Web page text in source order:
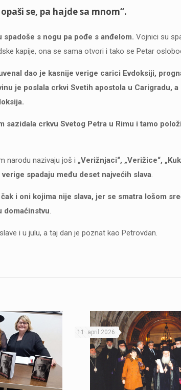
se, pa hajde sa mnom“.
spadoše s nogu pa pođe s anđelom. Vojnici su
kapije, ona se sama otvori i tako se Petar
dao je kasnije verige carici Evdoksiji,
je poslala crkvi Svetih apostola u Carigradu,
sazidala crkvu Svetog Petra u Rimu i tamo
narodu nazivaju još i „Verižnjaci“, „Verižice“,
verige spadaju među deset najvećih slava.
i oni kojima nije slava, jer se smatra lošom
domaćinstvu.
i u julu, a taj dan je poznat kao Petrovdan.
11. april 2026.